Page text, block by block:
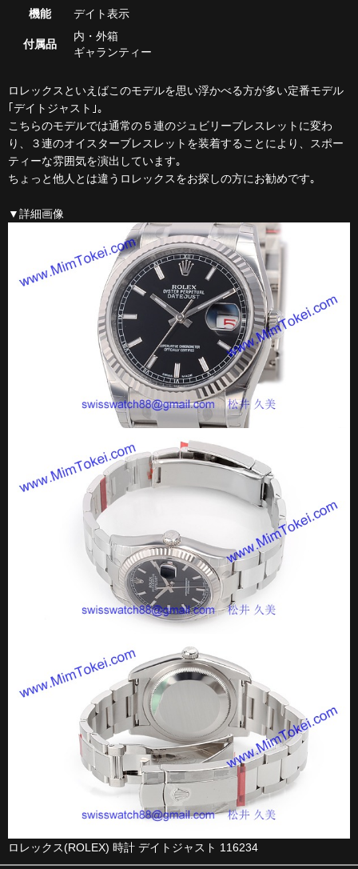
機能 デイト表示
付属品
内・外箱
ギャランティー
ロレックスといえばこのモデルを思い浮かべる方が多い定番モデル
｢デイトジャスト｣｡
こちらのモデルでは通常の５連のジュビリーブレスレットに変わ
り、３連のオイスターブレスレットを装着することにより、スポー
ティーな雰囲気を演出しています｡
ちょっと他人とは違うロレックスをお探しの方にお勧めです｡
▼詳細画像
ロレックス(ROLEX) 時計 デイトジャスト 116234